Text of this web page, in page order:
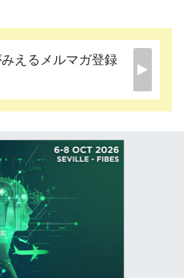
えるメルマガ登録